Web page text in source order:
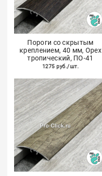
Пороги со скрытым
креплением, 40 мм, Орех
тропический, ПО-41
1275 руб./шт.